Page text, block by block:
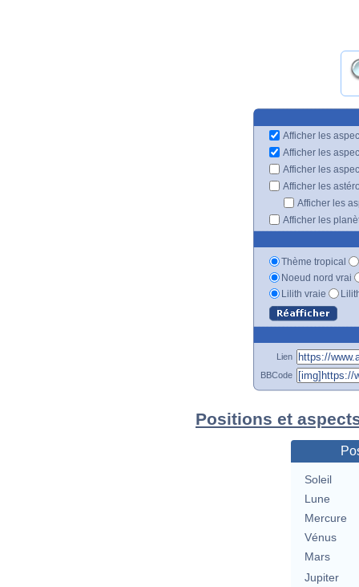
Afficher les
Afficher les
Afficher les
Afficher les
Afficher les
Afficher les
Thème tropical
Noeud nord vrai
Lilith vraie
Lien
BBCode
Positions et
Soleil
Lune
Mercure
Vénus
Mars
Jupiter